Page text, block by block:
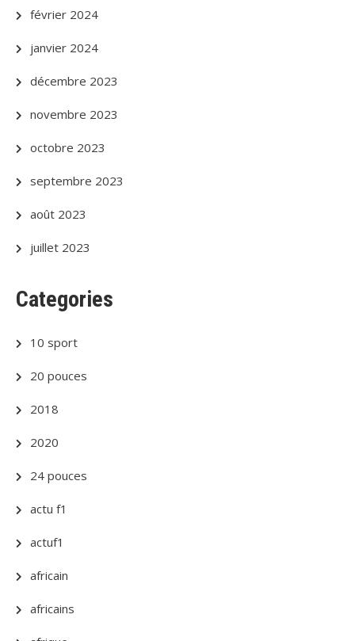
février 2024
janvier 2024
décembre 2023
novembre 2023
octobre 2023
septembre 2023
août 2023
juillet 2023
Categories
10 sport
20 pouces
2018
2020
24 pouces
actu f1
actuf1
africain
africains